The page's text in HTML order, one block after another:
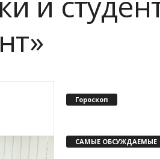
Гороскоп
САМЫЕ ОБСУЖДАЕМЫЕ